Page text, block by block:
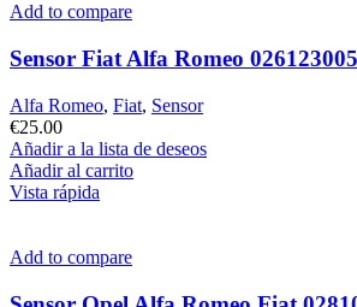
Add to compare
Sensor Fiat Alfa Romeo
Alfa Romeo, Fiat, Sensor
€25.00
Añadir a la lista de deseos
Añadir al carrito
Vista rápida
Add to compare